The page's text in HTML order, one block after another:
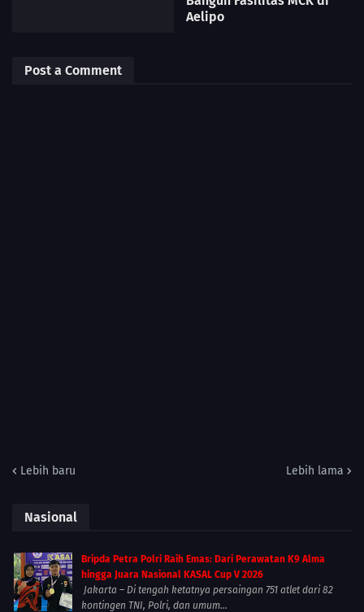
Aelipo
Post a Comment
Lebih baru Lebih lama
Nasional
Bripda Petra Polri Raih Emas: Dari Perawatan K9 Alma
hingga Juara Nasional KASAL Cup V 2026
Jakarta – Di tengah ketatnya persaingan 751 atlet dari 82
kontingen TNI, Polri, dan umum...